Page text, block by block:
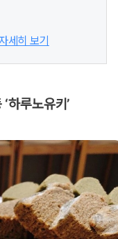
세히 보기
하루노유키’